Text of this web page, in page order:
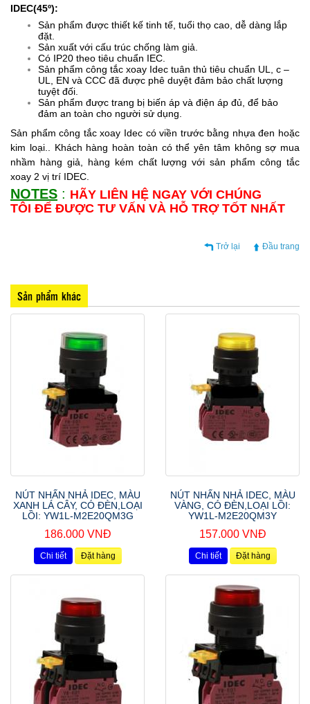
IDEC(45º):
Sản phẩm được thiết kế tinh tế, tuổi thọ cao, dễ dàng lắp
đặt.
Sản xuất với cấu trúc chống làm giả.
Có IP20 theo tiêu chuẩn IEC.
Sản phẩm công tắc xoay Idec tuân thủ tiêu chuẩn UL, c –
UL, EN và CCC đã được phê duyệt đảm bảo chất lượng
tuyệt đối.
Sản phẩm được trang bị biến áp và điện áp đủ, để bảo
đảm an toàn cho người sử dụng.
Sản phẩm công tắc xoay Idec có viền trước bằng nhựa đen hoặc
kim loại.. Khách hàng hoàn toàn có thể yên tâm không sợ mua
nhầm hàng giả, hàng kém chất lượng với sản phẩm công tắc
xoay 2 vị trí IDEC.
NOTES : HÃY LIÊN HỆ NGAY VỚI CHÚNG
TÔI ĐỂ ĐƯỢC TƯ VẤN VÀ HỖ TRỢ TỐT NHẤT
Trở lại Đầu trang
Sản phẩm khác
NÚT NHẤN NHẢ IDEC, MÀU
XANH LÁ CÂY, CÓ ĐÈN,LOẠI
LỒI: YW1L-M2E20QM3G
186.000 VNĐ
Chi tiết Đặt hàng
NÚT NHẤN NHẢ IDEC, MÀU
VÀNG, CÓ ĐÈN,LOẠI LỒI:
YW1L-M2E20QM3Y
157.000 VNĐ
Chi tiết Đặt hàng